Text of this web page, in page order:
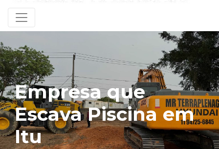
Empresa que
Escava Piscina em
Itu